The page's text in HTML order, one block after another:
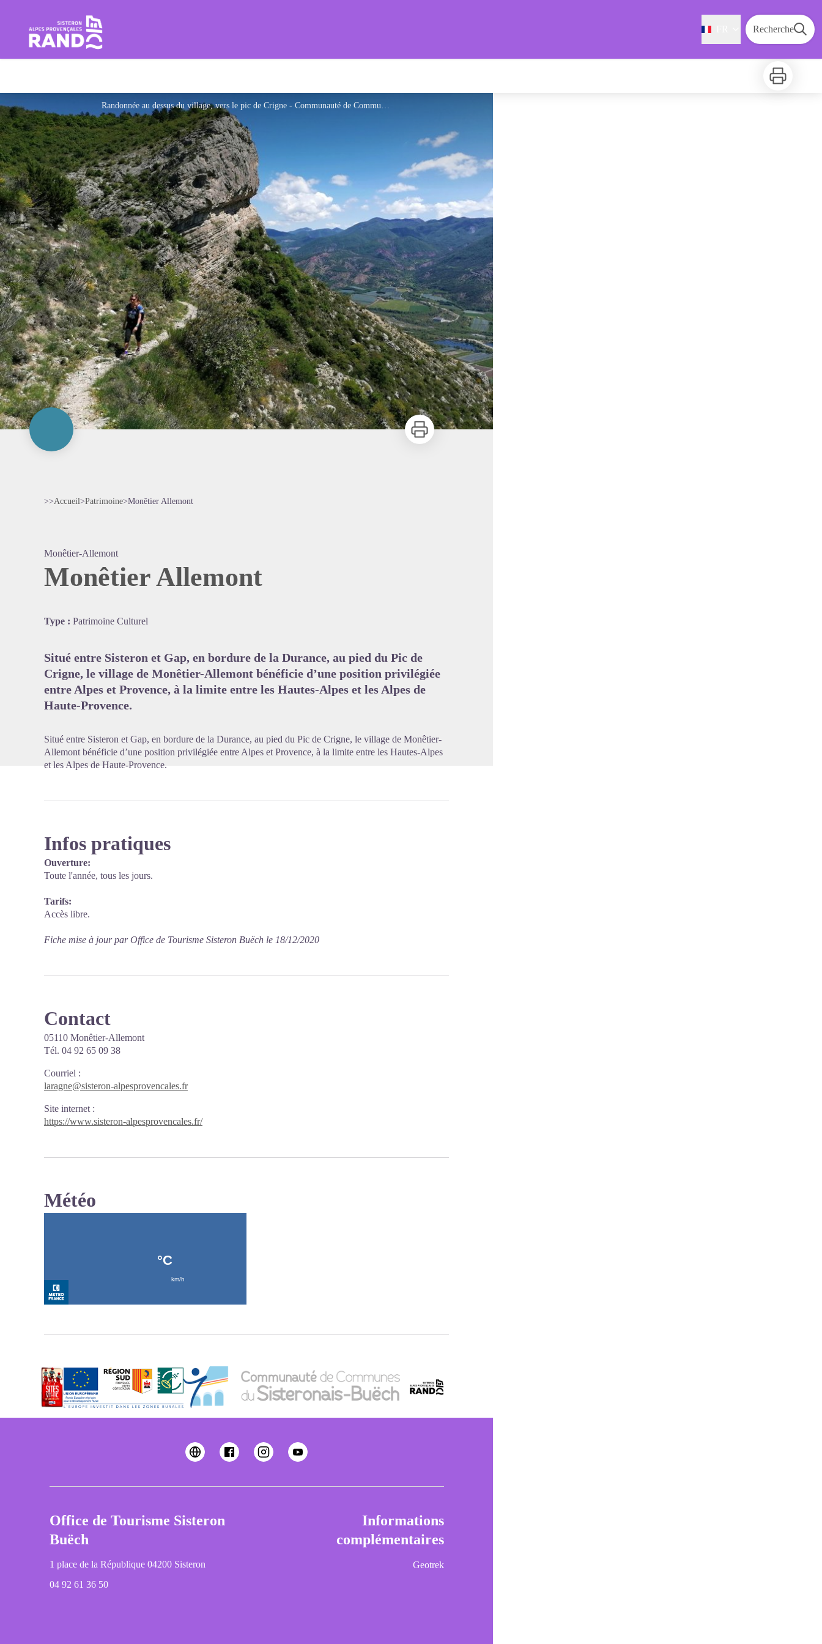
Rando Sisteron Buëch Baronnies Provençales Recherche
Imprimer
Randonnée au dessus du village, vers le pic de Crigne - Communauté de Communes Sisteronais Buëch
Imprimer
>>Accueil>Patrimoine>Monêtier Allemont
Monêtier-Allemont
Monêtier Allemont
Type : Patrimoine Culturel
Situé entre Sisteron et Gap, en bordure de la Durance, au pied du Pic de
Crigne, le village de Monêtier-Allemont bénéficie d’une position privilégiée
entre Alpes et Provence, à la limite entre les Hautes-Alpes et les Alpes de
Haute-Provence.
Situé entre Sisteron et Gap, en bordure de la Durance, au pied du Pic de Crigne, le village de Monêtier-
Allemont bénéficie d’une position privilégiée entre Alpes et Provence, à la limite entre les Hautes-Alpes
et les Alpes de Haute-Provence.
Infos pratiques
Ouverture:
Toute l'année, tous les jours.
Tarifs:
Accès libre.
Fiche mise à jour par Office de Tourisme Sisteron Buëch le 18/12/2020
Contact
05110 Monêtier-Allemont
Tél. 04 92 65 09 38
Courriel :
laragne@sisteron-alpesprovencales.fr
Site internet :
https://www.sisteron-alpesprovencales.fr/
Météo
Office de Tourisme Sisteron
Buëch
1 place de la République 04200 Sisteron
04 92 61 36 50
Informations
complémentaires
Geotrek